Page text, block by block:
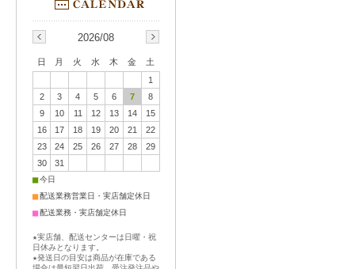
2026/08
日 月 火 水 木 金
土
1
2
3 4 5 6 7
8
9
10 11 12 13 14
15
16
17 18 19 20 21
22
23
24 25 26 27 28
29
30
31
■今日
■配送業務営業日・実店舗定休日
■配送業務・実店舗定休日
★実店舗、配送センターは日曜・祝
日休みとなります。
★発送日の目安は商品が在庫である